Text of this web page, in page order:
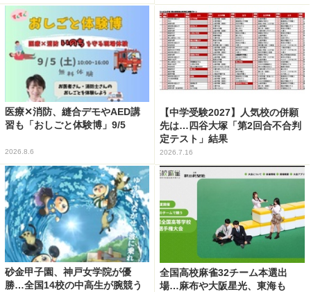
医療✕消防、縫合デモやAED講
習も「おしごと体験博」9/5
2026.8.6
【中学受験2027】人気校の併願
先は…四谷大塚「第2回合不合判
定テスト」結果
2026.7.16
砂金甲子園、神戸女学院が優
勝…全国14校の中高生が腕競う
全国高校麻雀32チーム本選出
場…麻布や大阪星光、東海も